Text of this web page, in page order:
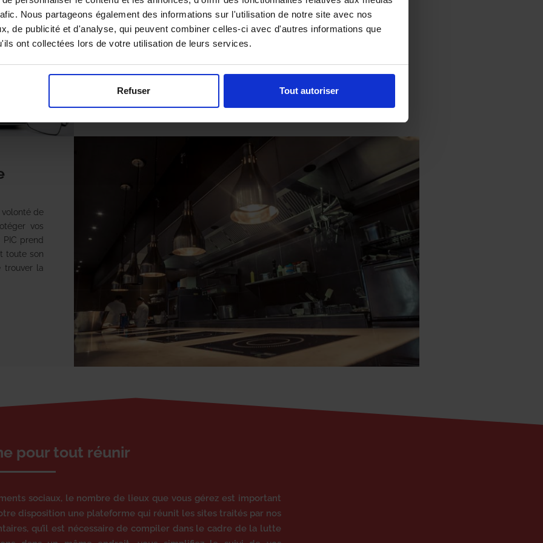
Nous partageons également des informations sur l'utilisation de notre site avec nos
de publicité et d'analyse, qui peuvent combiner celles-ci avec d'autres informations que
ont collectées lors de votre utilisation de leurs services.
Refuser Tout autoriser
envoyons à qui le souhaite des comptes rendus détaillés, assortis de
photos et de conseils, qui font état avec précision des zones où nous
sommes intervenus, des traitements mis en oeuvre, des préconisations
structurelles pour se prémunir de nouvelles infestations.
volonté de
vos
prend
toute son
trouver la
pour tout réunir
sociaux, le nombre de lieux que vous gérez est important
disposition une plateforme qui réunit les sites traités par nos
qu’il est nécessaire de compiler dans le cadre de la lutte